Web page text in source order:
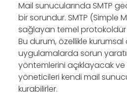
Mail sunucularında SMTP
bir sorundur. SMTP (Simple
sağlayan temel protokoldür
Bu durum, özellikle
uygulamalarda sorun
yöntemlerini açıklayacak ve
yöneticileri kendi mail
kurabilirler.